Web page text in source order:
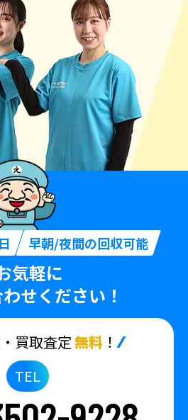
早朝/夜間の回収可能
気軽に
せください！
買取査定無料 ！
TEL